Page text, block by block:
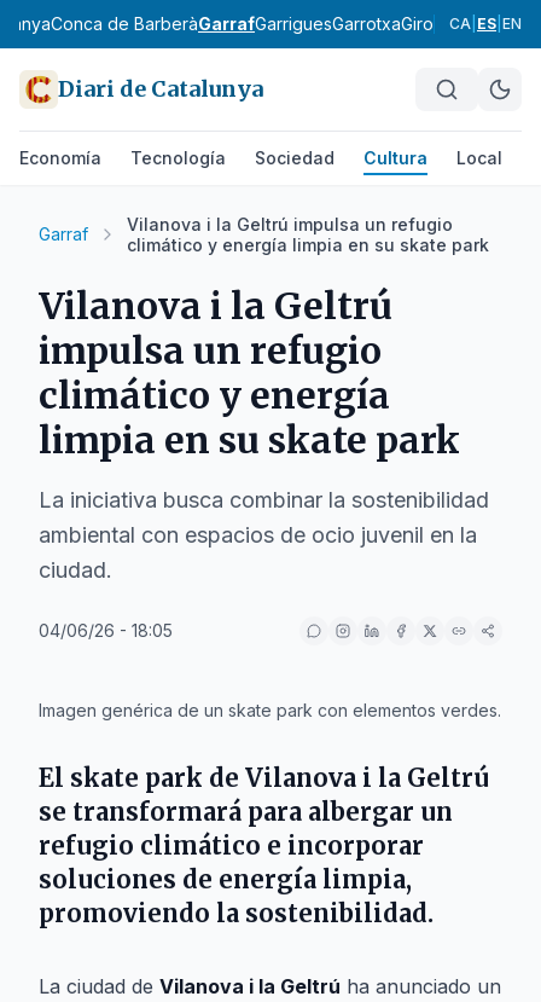
Conca de BarberàGarrafGarriguesGarrotxaGironèsLluçanès
CA ES EN
Diari de Catalunya
Economía Tecnología Sociedad Cultura Local
Garraf
Vilanova i la Geltrú impulsa un refugio
climático y energía limpia en su skate park
Vilanova i la Geltrú
impulsa un refugio
climático y energía
limpia en su skate park
La iniciativa busca combinar la sostenibilidad
ambiental con espacios de ocio juvenil en la
ciudad.
04/06/26 - 18:05
Imagen genérica de un skate park con elementos verdes.
El skate park de Vilanova i la Geltrú
se transformará para albergar un
refugio climático e incorporar
soluciones de energía limpia,
promoviendo la sostenibilidad.
La ciudad de Vilanova i la Geltrú ha anunciado un